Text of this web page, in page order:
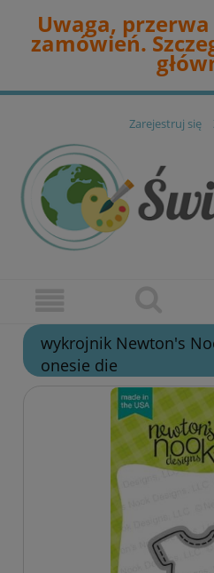
Uwaga,
zamówień.
Zarejestruj się
wykrojnik Newton's
onesie die